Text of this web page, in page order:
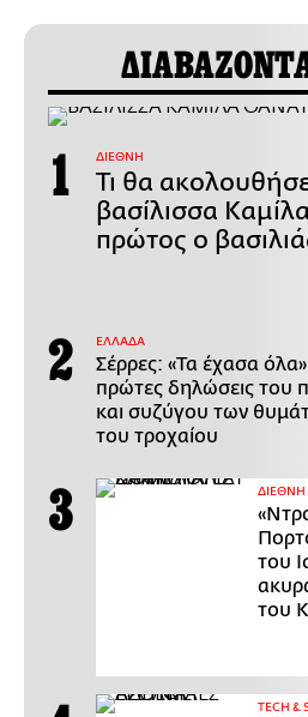
ΔΙΕΘΝΗ
Τι θα
βασίλισσα
πρώτος ο
ΕΛΛΑΔΑ
Σέρρες: «Τα έχασα
πρώτες δηλώσεις του
και συζύγου των
του τροχαίου
ΔΙΕΘΝΗ
του
του
ΤECH &